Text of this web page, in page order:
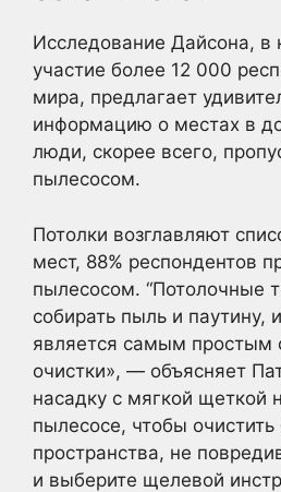
Исследование Дайсона, в
участие более 12 000
мира, предлагает
информацию о местах в
люди, скорее всего,
пылесосом.
Потолки возглавляют
мест, 88% респондентов
пылесосом. “Потолочные
собирать пыль и паутину,
является самым простым
очистки», — объясняет
насадку с мягкой щеткой
пылесосе, чтобы
пространства, не
и выберите щелевой